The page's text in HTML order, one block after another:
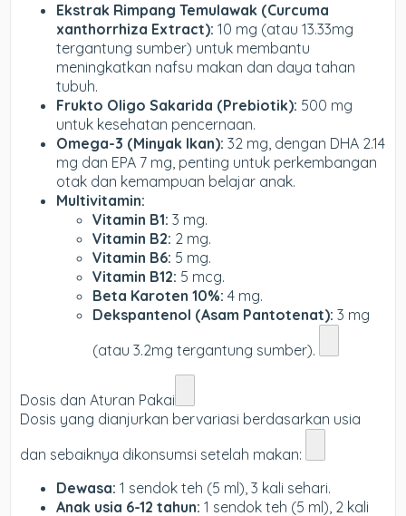
Ekstrak Rimpang Temulawak (Curcuma
xanthorrhiza Extract): 10 mg (atau 13.33mg
tergantung sumber) untuk membantu
meningkatkan nafsu makan dan daya tahan
tubuh.
Frukto Oligo Sakarida (Prebiotik): 500 mg
untuk kesehatan pencernaan.
Omega-3 (Minyak Ikan): 32 mg, dengan DHA 2.14
mg dan EPA 7 mg, penting untuk perkembangan
otak dan kemampuan belajar anak.
Multivitamin:
Vitamin B1: 3 mg.
Vitamin B2: 2 mg.
Vitamin B6: 5 mg.
Vitamin B12: 5 mcg.
Beta Karoten 10%: 4 mg.
Dekspantenol (Asam Pantotenat): 3 mg
(atau 3.2mg tergantung sumber).
Dosis dan Aturan Pakai
Dosis yang dianjurkan bervariasi berdasarkan usia
dan sebaiknya dikonsumsi setelah makan:
Dewasa: 1 sendok teh (5 ml), 3 kali sehari.
Anak usia 6-12 tahun: 1 sendok teh (5 ml), 2 kali